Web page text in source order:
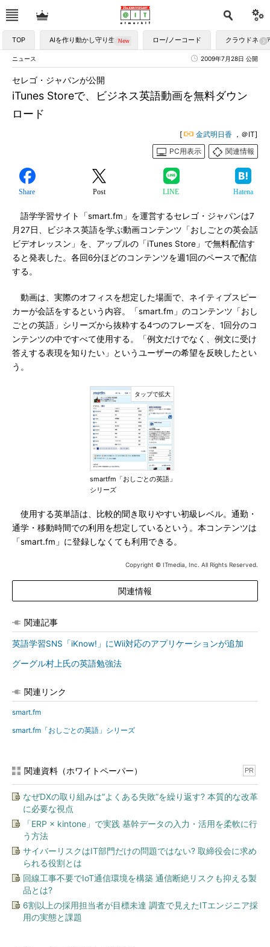
TOP AIを作り動かし守り生かす ロー/ノーコード クラウドネイ
ニュース 2009年7月28日 公開
iTunes Storeで、ビジネス英語動画を無料ダウン
ロード
セレゴ・ジャパンが公開
[ 金武明日香 ，＠IT]
PC用表示
関連情報
Share Post LINE Hatena
語学学習サイト「smart.fm」を運営するセレゴ・ジャパンは7
月27日、ビジネス英語を学ぶ動画コンテンツ「おしごとの英会話
ビデオレッスン」を、アップルの「iTunes Store」で無料配信す
ると発表した。各回6分ほどのコンテンツを週1回のペースで配信
する。
動画は、実際のオフィスを想定した場面で、ネイティブスピー
カーが会話をするという内容。「smart.fm」のコンテンツ「おし
ごとの英語」シリーズから抜粋する4つのフレーズを、1回分のコ
ンテンツの中ですべて使用する。「例文だけでなく、例文に受け
答えする表現を知りたい」というユーザーの希望を反映したとい
う。
smartfm「おしごとの英語」
シリーズ
使用する英単語は、比較的聞き取りやすい初級レベル。通勤・
通学・移動時間での利用を想定しているという。本コンテンツは
「smart.fm」に登録しなくても利用できる。
Copyright © ITmedia, Inc. All Rights Reserved.
関連情報
関連記事
英語学習SNS「iKnow!」にWii対応のアプリケーションが追加
グーグル村上氏の英語勉強法
関連リンク
smart.fm
smart.fm「おしごとの英語」シリーズ
関連資料（ホワイトペーパー） PR
なぜDXの取り組みは“よくある失敗”を繰り返す? 本質的な改革
に必要な視点
「ERP × kintone」で実践 基幹データの入力・活用を柔軟に行
う方法
サイバーリスクはIT部門だけの問題ではない? 取締役会に求め
られる役割とは
回線工事不要でIoT通信環境を構築 通信断絶リスクも抑える製
品とは?
6割以上の採用担当者が目標未達 調査で見えたITエンジニア採
用の実態と課題